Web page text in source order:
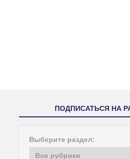
ПОДПИСАТЬСЯ НА
Выберите раздел: